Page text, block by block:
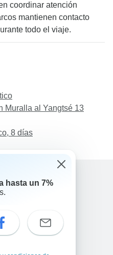
coordinar atención
mantienen contacto
todo el viaje.
Muralla al Yangtsé 13
8 días
hasta un 7%